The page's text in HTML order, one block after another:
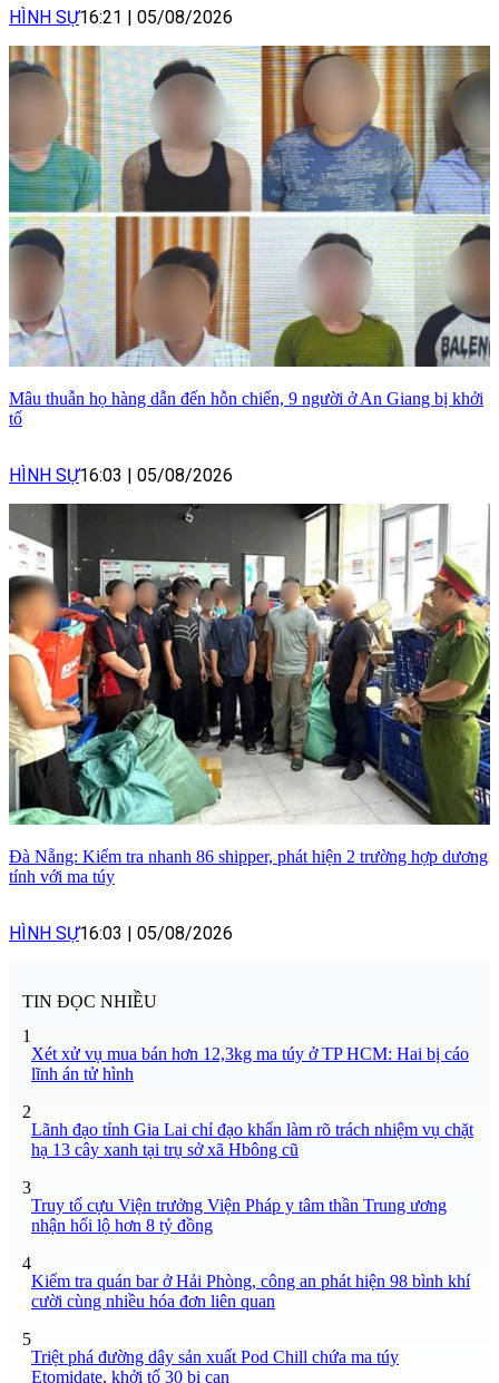
HÌNH SỰ16:21 05/08/2026
Mâu thuẫn họ hàng dẫn đến hỗn chiến, 9 người ở An Giang bị khởi
tố
HÌNH SỰ16:03 05/08/2026
Đà Nẵng: Kiểm tra nhanh 86 shipper, phát hiện 2 trường hợp dương
tính với ma túy
HÌNH SỰ16:03 05/08/2026
TIN ĐỌC NHIỀU
1
Xét xử vụ mua bán hơn 12,3kg ma túy ở TP HCM: Hai bị cáo
lĩnh án tử hình
2
Lãnh đạo tỉnh Gia Lai chỉ đạo khẩn làm rõ trách nhiệm vụ chặt
hạ 13 cây xanh tại trụ sở xã Hbông cũ
3
Truy tố cựu Viện trưởng Viện Pháp y tâm thần Trung ương
nhận hối lộ hơn 8 tỷ đồng
4
Kiểm tra quán bar ở Hải Phòng, công an phát hiện 98 bình khí
cười cùng nhiều hóa đơn liên quan
5
Triệt phá đường dây sản xuất Pod Chill chứa ma túy
Etomidate, khởi tố 30 bị can